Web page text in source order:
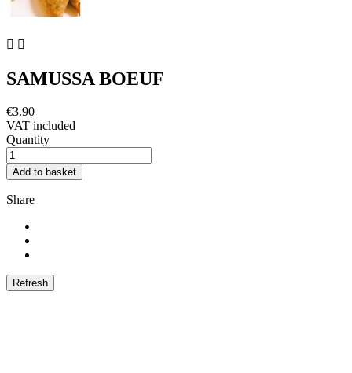
 
SAMUSSA BOEUF
€3.90
VAT included
Quantity
Add to basket
Share